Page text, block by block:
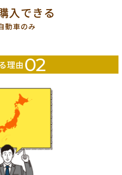
入できる
動車のみ
理由 02